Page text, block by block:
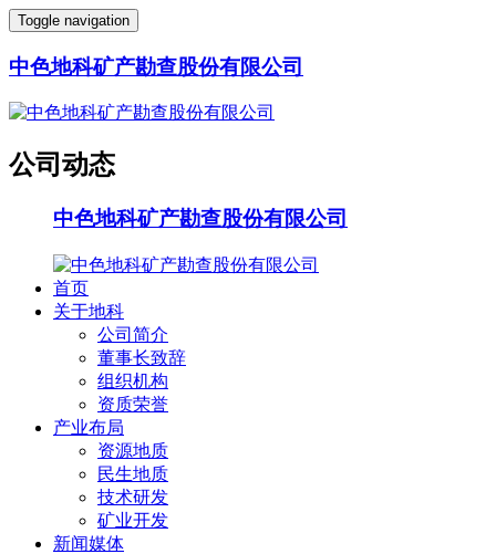
Toggle navigation
中色地科矿产勘查股份有限公司
公司动态
中色地科矿产勘查股份有限公司
首页
关于地科
公司简介
董事长致辞
组织机构
资质荣誉
产业布局
资源地质
民生地质
技术研发
矿业开发
新闻媒体